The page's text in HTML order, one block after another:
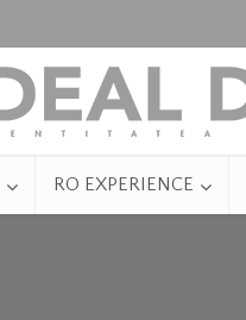
RO EXPERIENCE